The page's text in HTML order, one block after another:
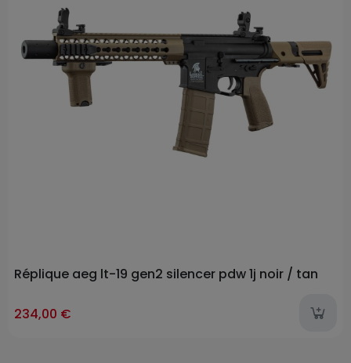
Réplique aeg lt-19 gen2 silencer pdw 1j noir / tan
234,00 €